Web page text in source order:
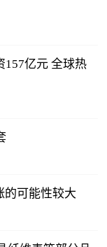
157亿元 全球热
的可能性较大